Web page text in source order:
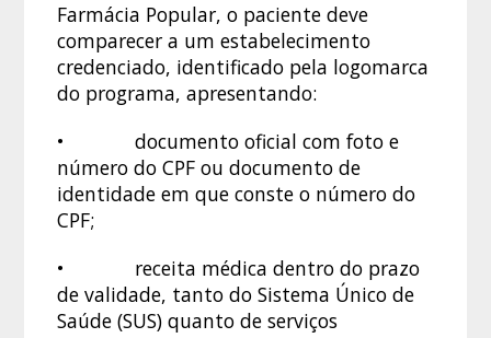
Farmácia Popular, o paciente deve
comparecer a um estabelecimento
credenciado, identificado pela logomarca
do programa, apresentando:
• documento oficial com foto e
número do CPF ou documento de
identidade em que conste o número do
CPF;
• receita médica dentro do prazo
de validade, tanto do Sistema Único de
Saúde (SUS) quanto de serviços